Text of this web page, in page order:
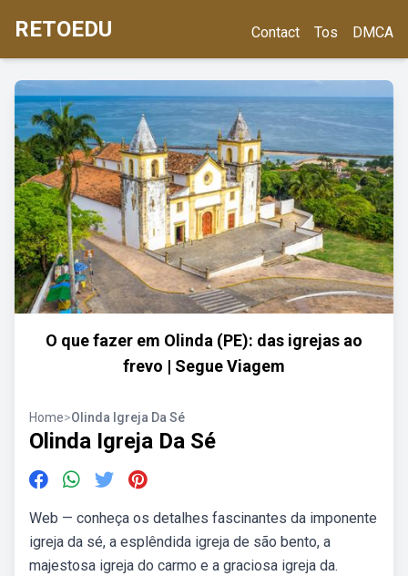
RETOEDU Contact Tos DMCA
O que fazer em Olinda (PE): das igrejas ao
frevo | Segue Viagem
Home>Olinda Igreja Da Sé
Olinda Igreja Da Sé
Web — conheça os detalhes fascinantes da imponente
igreja da sé, a esplêndida igreja de são bento, a
majestosa igreja do carmo e a graciosa igreja da.